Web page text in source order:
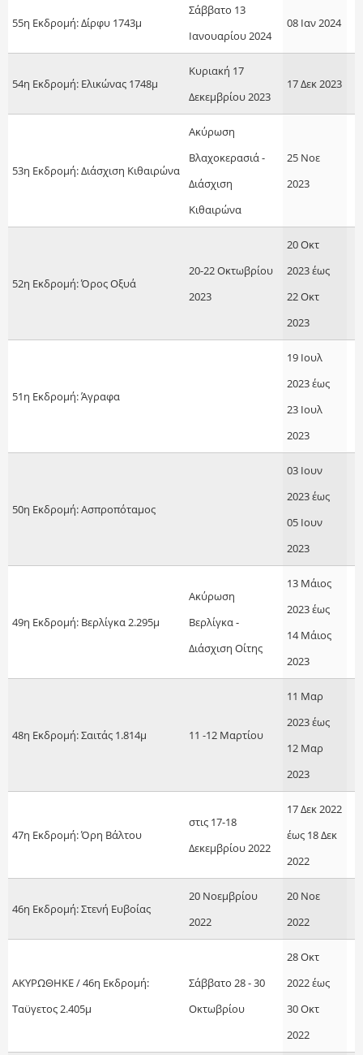
55η Εκδρομή: Δίρφυ 1743μ
Σάββατο 13
Ιανουαρίου 2024
08 Ιαν 2024
54η Εκδρομή: Ελικώνας 1748μ
Κυριακή 17
Δεκεμβρίου 2023
17 Δεκ 2023
53η Εκδρομή: Διάσχιση Κιθαιρώνα
Ακύρωση
Βλαχοκερασιά -
Διάσχιση
Κιθαιρώνα
25 Νοε
2023
52η Εκδρομή: Όρος Οξυά
20-22 Οκτωβρίου
2023
20 Οκτ
2023έως
22 Οκτ
2023
51η Εκδρομή: Άγραφα
19 Ιουλ
2023έως
23 Ιουλ
2023
50η Εκδρομή: Ασπροπόταμος
03 Ιουν
2023έως
05 Ιουν
2023
49η Εκδρομή: Βερλίγκα 2.295μ
Ακύρωση
Βερλίγκα -
Διάσχιση Οίτης
13 Μάιος
2023έως
14 Μάιος
2023
48η Εκδρομή: Σαιτάς 1.814μ 11 -12 Μαρτίου
11 Μαρ
2023έως
12 Μαρ
2023
47η Εκδρομή: Όρη Βάλτου
στις 17-18
Δεκεμβρίου 2022
17 Δεκ 2022
έως 18 Δεκ
2022
46η Εκδρομή: Στενή Ευβοίας
20 Νοεμβρίου
2022
20 Νοε
2022
ΑΚΥΡΩΘΗΚΕ / 46η Εκδρομή:
Ταϋγετος 2.405μ
Σάββατο 28 - 30
Οκτωβρίου
28 Οκτ
2022έως
30 Οκτ
2022